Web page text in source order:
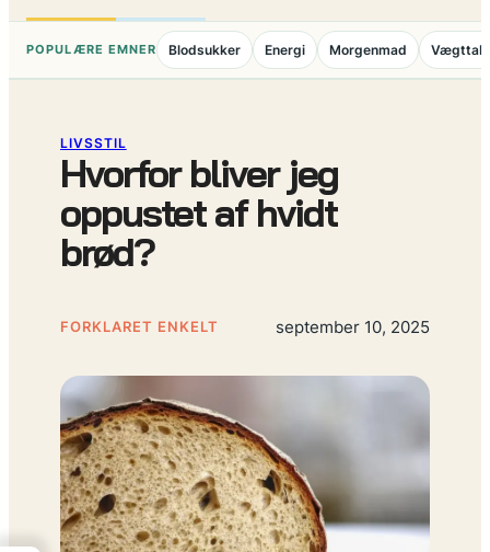
POPULÆRE EMNER Blodsukker Energi Morgenmad Vægttab
LIVSSTIL
Hvorfor bliver jeg
oppustet af hvidt
brød?
FORKLARET ENKELT september 10, 2025